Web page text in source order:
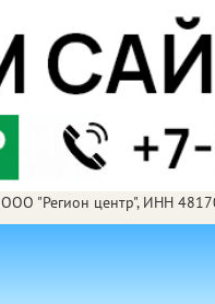
ООО "Регион центр", ИНН